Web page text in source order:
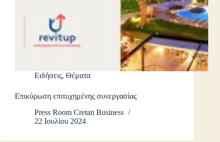
Ειδήσεις, Θέματα
Επικύρωση επιτυχημένης συνεργασίας
Press Room Cretan Business
22 Ιουλίου 2024